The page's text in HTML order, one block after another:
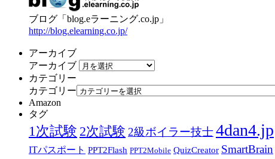
ブログ「blog.eラーニング.co.jp」
http://blog.elearning.co.jp/
アーカイブ
アーカイブ
カテゴリー
カテゴリー
Amazon
タグ
1次試験 2次試験 2級ボイラー技士4dan4.jp
ITパスポート PPT2Flash PPT2Mobile QuizCreator SmartBrain